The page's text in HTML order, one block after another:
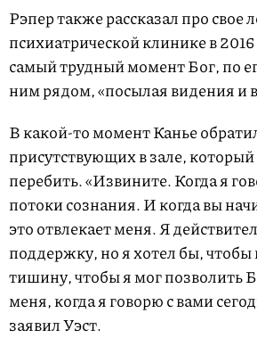
Рэпер также рассказал про свое
психиатрической клинике в
самый трудный момент Бог, по
ним рядом, «посылая видения и
В какой-то момент Канье
присутствующих в зале, который
перебить. «Извините. Когда я
потоки сознания. И когда вы
это отвлекает меня. Я
поддержку, но я хотел бы, чтобы
тишину, чтобы я мог позволить
меня, когда я говорю с вами
заявил Уэст.